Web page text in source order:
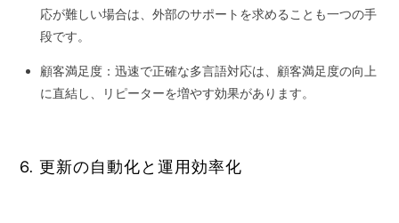
応が難しい場合は、外部のサポートを求めることも一つの手
段です。
顧客満足度：迅速で正確な多言語対応は、顧客満足度の向上
に直結し、リピーターを増やす効果があります。
6. 更新の自動化と運用効率化